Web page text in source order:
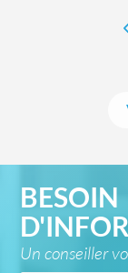
BESOIN
Un conseiller